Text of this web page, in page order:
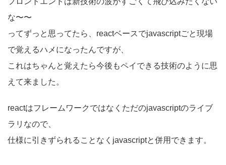
な〜〜
ってずっと思ってたら、reactベースでjavascriptごと現場
で覚えるハメになったんですが、
これはちゃんと覚えたら今後もペイできる技術のように思
えて来ました。
reactはフレームワークではなくただのjavascriptのライブ
ラリなので、
仕様に引きずられることなくjavascriptと併用できます。